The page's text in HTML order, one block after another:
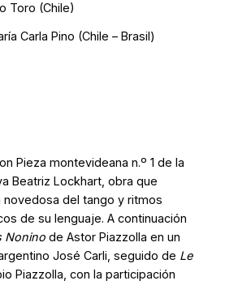
Toro (Chile)
Carla Pino (Chile – Brasil)
Pieza montevideana n.º 1 de la
Beatriz Lockhart, obra que
novedosa del tango y ritmos
de su lenguaje. A continuación
Nonino de Astor Piazzolla en un
José Carli, seguido de Le
Piazzolla, con la participación